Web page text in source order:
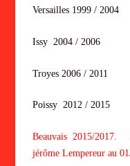
Versailles 1999 / 2004
Issy 2004 / 2006
Troyes 2006 / 2011
Poissy 2012 / 2015
Beauvais 2015/2017.
jérôme Lempereur au